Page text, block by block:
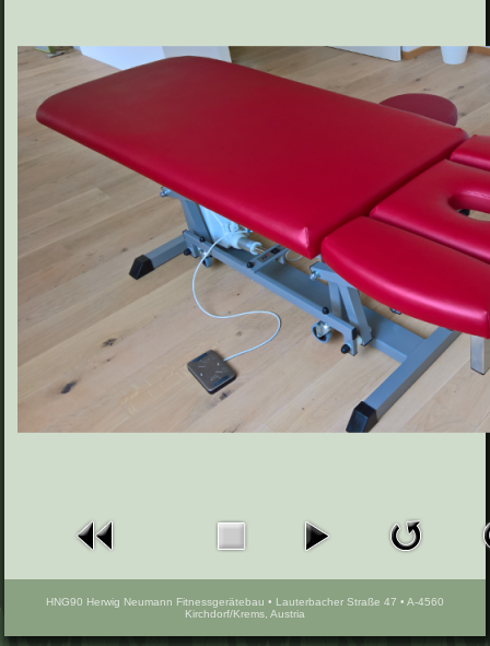
HNG90 Herwig Neumann Fitnessgerätebau • Lauterbacher Straße 47 • A-4560
Kirchdorf/Krems, Austria